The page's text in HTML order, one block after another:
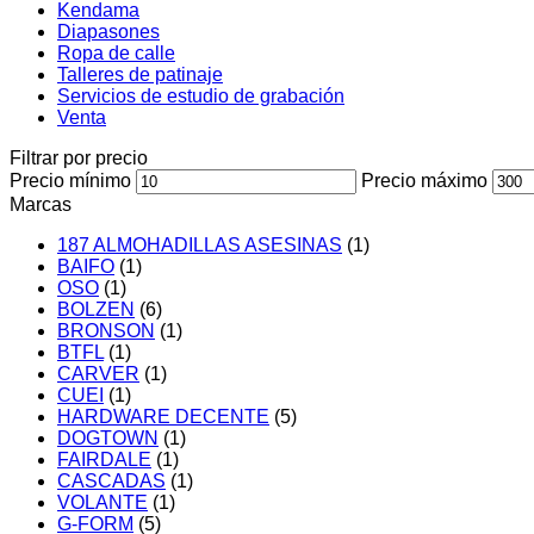
Kendama
Diapasones
Ropa de calle
Talleres de patinaje
Servicios de estudio de grabación
Venta
Filtrar por precio
Precio mínimo
Precio máximo
Marcas
187 ALMOHADILLAS ASESINAS (1)
BAIFO (1)
OSO (1)
BOLZEN (6)
BRONSON (1)
BTFL (1)
CARVER (1)
CUEI (1)
HARDWARE DECENTE (5)
DOGTOWN (1)
FAIRDALE (1)
CASCADAS (1)
VOLANTE (1)
G-FORM (5)